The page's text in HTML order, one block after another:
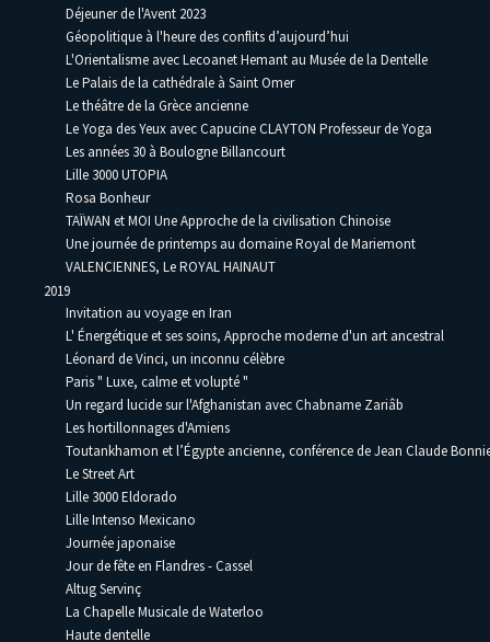
Déjeuner de l'Avent 2023
Géopolitique à l'heure des conflits d’aujourd’hui
L'Orientalisme avec Lecoanet Hemant au Musée de la Dentelle
Le Palais de la cathédrale à Saint Omer
Le théâtre de la Grèce ancienne
Le Yoga des Yeux avec Capucine CLAYTON Professeur de Yoga
Les années 30 à Boulogne Billancourt
Lille 3000 UTOPIA
Rosa Bonheur
TAÏWAN et MOI Une Approche de la civilisation Chinoise
Une journée de printemps au domaine Royal de Mariemont
VALENCIENNES, Le ROYAL HAINAUT
2019
Invitation au voyage en Iran
L' Énergétique et ses soins, Approche moderne d'un art ancestral
Léonard de Vinci, un inconnu célèbre
Paris " Luxe, calme et volupté "
Un regard lucide sur l'Afghanistan avec Chabname Zariâb
Les hortillonnages d'Amiens
Toutankhamon et l’Égypte ancienne, conférence de Jean Claude
Le Street Art
Lille 3000 Eldorado
Lille Intenso Mexicano
Journée japonaise
Jour de fête en Flandres - Cassel
Altug Servinç
La Chapelle Musicale de Waterloo
Haute dentelle